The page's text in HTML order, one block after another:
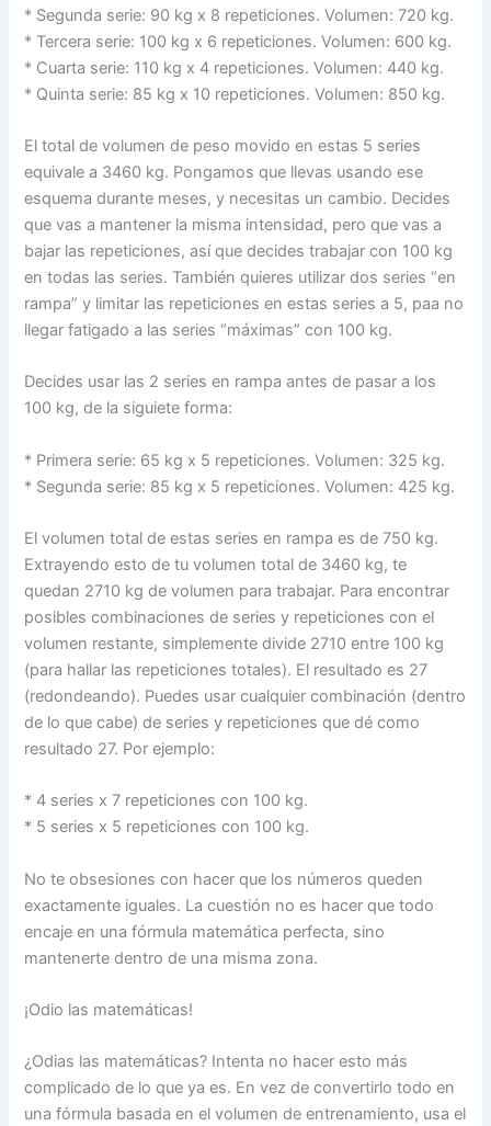
* Segunda serie: 90 kg x 8 repeticiones. Volumen: 720 kg.
* Tercera serie: 100 kg x 6 repeticiones. Volumen: 600 kg.
* Cuarta serie: 110 kg x 4 repeticiones. Volumen: 440 kg.
* Quinta serie: 85 kg x 10 repeticiones. Volumen: 850 kg.
El total de volumen de peso movido en estas 5 series
equivale a 3460 kg. Pongamos que llevas usando ese
esquema durante meses, y necesitas un cambio. Decides
que vas a mantener la misma intensidad, pero que vas a
bajar las repeticiones, así que decides trabajar con 100 kg
en todas las series. También quieres utilizar dos series “en
rampa” y limitar las repeticiones en estas series a 5, paa no
llegar fatigado a las series “máximas” con 100 kg.
Decides usar las 2 series en rampa antes de pasar a los
100 kg, de la siguiete forma:
* Primera serie: 65 kg x 5 repeticiones. Volumen: 325 kg.
* Segunda serie: 85 kg x 5 repeticiones. Volumen: 425 kg.
El volumen total de estas series en rampa es de 750 kg.
Extrayendo esto de tu volumen total de 3460 kg, te
quedan 2710 kg de volumen para trabajar. Para encontrar
posibles combinaciones de series y repeticiones con el
volumen restante, simplemente divide 2710 entre 100 kg
(para hallar las repeticiones totales). El resultado es 27
(redondeando). Puedes usar cualquier combinación (dentro
de lo que cabe) de series y repeticiones que dé como
resultado 27. Por ejemplo:
* 4 series x 7 repeticiones con 100 kg.
* 5 series x 5 repeticiones con 100 kg.
No te obsesiones con hacer que los números queden
exactamente iguales. La cuestión no es hacer que todo
encaje en una fórmula matemática perfecta, sino
mantenerte dentro de una misma zona.
¡Odio las matemáticas!
¿Odias las matemáticas? Intenta no hacer esto más
complicado de lo que ya es. En vez de convertirlo todo en
una fórmula basada en el volumen de entrenamiento, usa el